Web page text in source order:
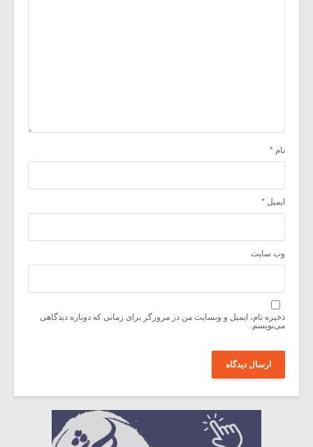
نام *
ایمیل *
وب‌ سایت
ذخیره نام، ایمیل و وبسایت من در مرورگر برای زمانی که دوباره دیدگاهی
می‌نویسم.